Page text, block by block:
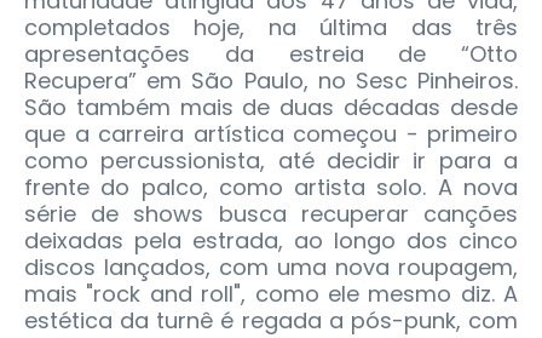
completados hoje, na última das três
apresentações da estreia de “Otto
Recupera” em São Paulo, no Sesc Pinheiros.
São também mais de duas décadas desde
que a carreira artística começou - primeiro
como percussionista, até decidir ir para a
frente do palco, como artista solo. A nova
série de shows busca recuperar canções
deixadas pela estrada, ao longo dos cinco
discos lançados, com uma nova roupagem,
mais "rock and roll", como ele mesmo diz. A
estética da turnê é regada a pós-punk, com